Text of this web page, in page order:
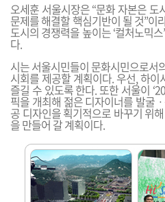
오세훈 서울시장은 “문화 자본은
문제를 해결할 핵심기반이 될 것”이
도시의 경쟁력을 높이는 ‘컬처노믹
다.
시는 서울시민들이 문화시민으로서
시회를 제공할 계획이다. 우선, 하
즐길 수 있도록 한다. 또한 서울이
픽을 개최해 젊은 디자이너를 발굴
공 디자인을 획기적으로 바꾸기 위
을 만들어 갈 계획이다.